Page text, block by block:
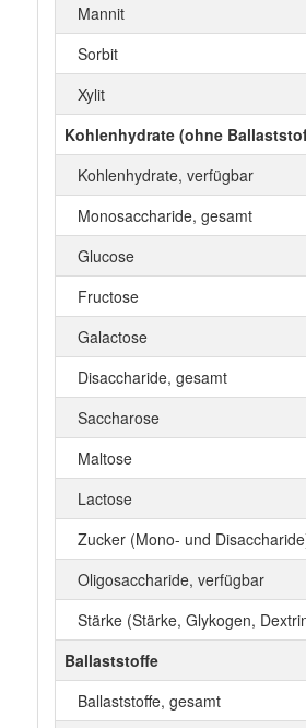
Mannit
Sorbit
Xylit
Kohlenhydrate (ohne
Kohlenhydrate, verfügbar
Monosaccharide, gesamt
Glucose
Fructose
Galactose
Disaccharide, gesamt
Saccharose
Maltose
Lactose
Zucker (Mono- und
Oligosaccharide, verfügbar
Stärke (Stärke, Glykogen,
Ballaststoffe
Ballaststoffe, gesamt